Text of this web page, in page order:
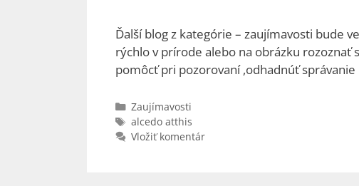
Ďalší blog z kategórie – zaujímavosti bude
rýchlo v prírode alebo na obrázku rozoznať
pomôcť pri pozorovaní ,odhadnúť
Kategórie
Zaujímavosti
Značky
alcedo atthis
Vložiť komentár